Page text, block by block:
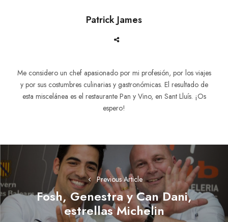
Patrick James
Me considero un chef apasionado por mi profesión, por los viajes
y por sus costumbres culinarias y gas­tronómicas. El resultado de
esta miscelánea es el restaurante Pan y Vino, en Sant Lluís. ¡Os
espero!
Navegación
de
entradas
Previous Article
Previous
post:
Fosh, Genestra y Can Dani,
estrellas Michelin